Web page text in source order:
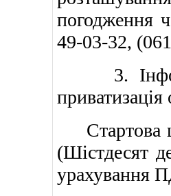
погодження
49-03-32,
3.
приватизація
Стартова
(Шістдесят
урахування